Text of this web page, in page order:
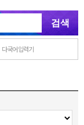
다국어 입력기